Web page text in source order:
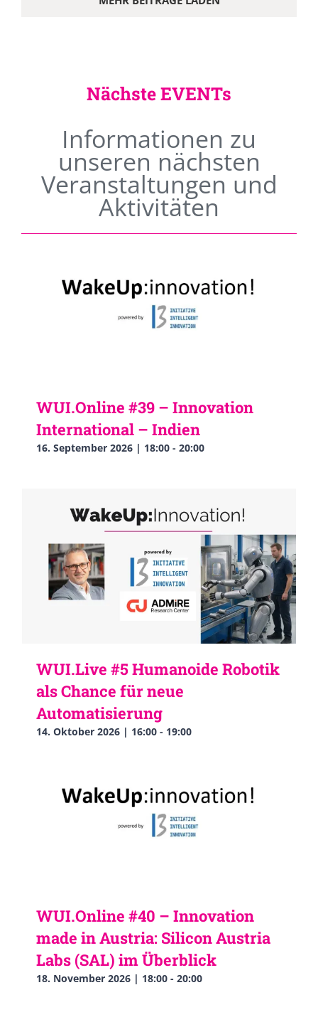
Nächste EVENTs
Informationen zu
unseren nächsten
Veranstaltungen und
Aktivitäten
WUI.Online #39 – Innovation
International – Indien
16. September 2026 | 18:00 - 20:00
WUI.Live #5 Humanoide Robotik
als Chance für neue
Automatisierung
14. Oktober 2026 | 16:00 - 19:00
WUI.Online #40 – Innovation
made in Austria: Silicon Austria
Labs (SAL) im Überblick
18. November 2026 | 18:00 - 20:00